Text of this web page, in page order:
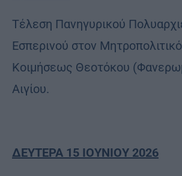
Τέλεση Πανηγυρικού
Εσπερινού στον
Κοιμήσεως Θεοτόκου
Αιγίου.
ΔΕΥΤΕΡΑ 15 ΙΟΥΝΙΟΥ 2026